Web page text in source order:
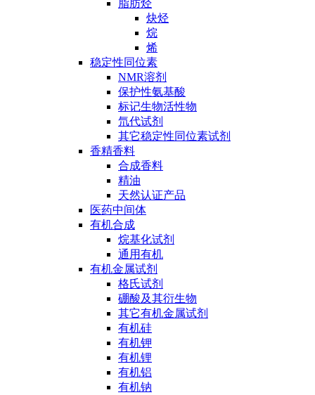
脂肪烃
炔烃
烷
烯
稳定性同位素
NMR溶剂
保护性氨基酸
标记生物活性物
氘代试剂
其它稳定性同位素试剂
香精香料
合成香料
精油
天然认证产品
医药中间体
有机合成
烷基化试剂
通用有机
有机金属试剂
格氏试剂
硼酸及其衍生物
其它有机金属试剂
有机硅
有机钾
有机锂
有机铝
有机钠